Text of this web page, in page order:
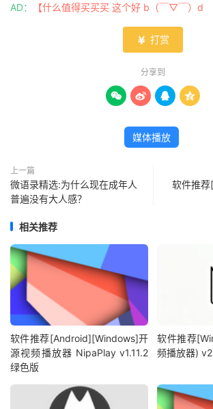
AD： 【什么值得买买买 这个好 b（￣▽￣）d
 打赏
分享到
   
媒体播放
上一篇
微语录精选:为什么现在成年人
普遍没有大人感？
软件推
相关推荐
软件推荐[Android][Windows]开
源视频播放器 NipaPlay v1.11.2
绿色版
软件推荐
频播放器)